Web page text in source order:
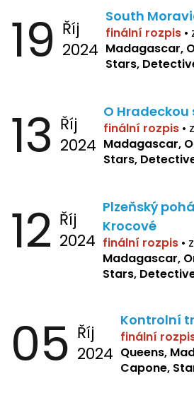
19 Říj
2024
South
finální rozpis •
Madagascar,
Stars,
13 Říj
2024
O Hradeckou
finální rozpis •
Madagascar,
Stars,
12 Říj
2024
Plzeňský
Krocové
finální rozpis •
Madagascar,
Stars,
05 Říj
2024
Kontrolní
finální
Queens,
Capone,